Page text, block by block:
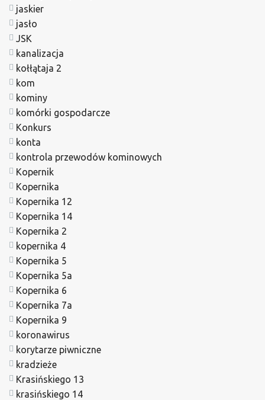
jaskier
jasło
JSK
kanalizacja
kołłątaja 2
kom
kominy
komórki gospodarcze
Konkurs
konta
kontrola przewodów kominowych
Kopernik
Kopernika
Kopernika 12
Kopernika 14
Kopernika 2
kopernika 4
Kopernika 5
Kopernika 5a
Kopernika 6
Kopernika 7a
Kopernika 9
koronawirus
korytarze piwniczne
kradzieże
Krasińskiego 13
krasińskiego 14